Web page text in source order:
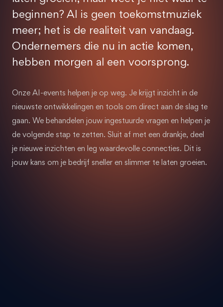
beginnen? AI is geen toekomstmuziek
meer; het is de realiteit van vandaag.
Ondernemers die nu in actie komen,
hebben morgen al een voorsprong.
Onze AI-events helpen je op weg. Je krijgt inzicht in de
nieuwste ontwikkelingen en tools om direct aan de slag te
gaan. We behandelen jouw ingestuurde vragen en helpen je
de volgende stap te zetten. Sluit af met een drankje, deel
je nieuwe inzichten en leg waardevolle connecties. Dit is
jouw kans om je bedrijf sneller en slimmer te laten groeien.